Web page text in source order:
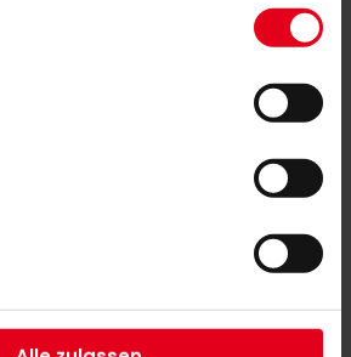
gesammelt haben.
seid ihr immer auf den neuesten Stand